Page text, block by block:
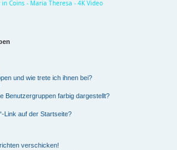
V
in Coins - Maria Theresa - 4K Video
und wie trete ich ihnen bei?
Benutzergruppen farbig dargestellt?
Link auf der Startseite?
verschicken!